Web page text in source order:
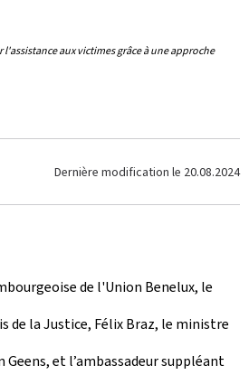
aux victimes grâce à une approche
Dernière modification le 20.08.2024
de l'Union Benelux, le
de la Justice, Félix Braz, le ministre
Geens, et l’ambassadeur suppléant